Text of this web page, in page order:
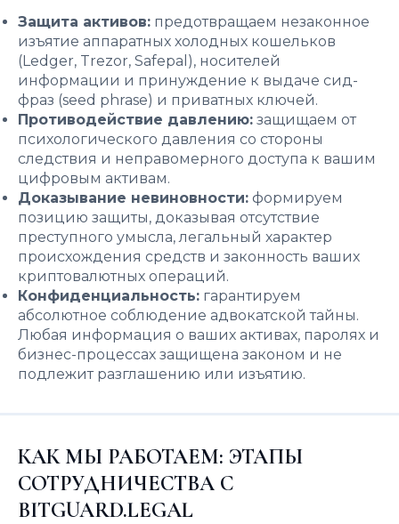
Защита активов: предотвращаем незаконное
изъятие аппаратных холодных кошельков
(Ledger, Trezor, Safepal), носителей
информации и принуждение к выдаче сид-
фраз (seed phrase) и приватных ключей.
Противодействие давлению: защищаем от
психологического давления со стороны
следствия и неправомерного доступа к вашим
цифровым активам.
Доказывание невиновности: формируем
позицию защиты, доказывая отсутствие
преступного умысла, легальный характер
происхождения средств и законность ваших
криптовалютных операций.
Конфиденциальность: гарантируем
абсолютное соблюдение адвокатской тайны.
Любая информация о ваших активах, паролях и
бизнес-процессах защищена законом и не
подлежит разглашению или изъятию.
КАК МЫ РАБОТАЕМ: ЭТАПЫ
СОТРУДНИЧЕСТВА С
BITGUARD.LEGAL